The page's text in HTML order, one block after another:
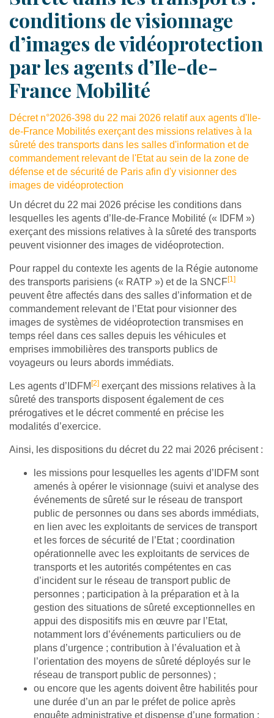
conditions de visionnage
d’images de vidéoprotection
par les agents d’Ile-de-
France Mobilité
Décret n°2026-398 du 22 mai 2026 relatif aux agents d'Ile-
de-France Mobilités exerçant des missions relatives à la
sûreté des transports dans les salles d'information et de
commandement relevant de l'Etat au sein de la zone de
défense et de sécurité de Paris afin d'y visionner des
images de vidéoprotection
Un décret du 22 mai 2026 précise les conditions dans
lesquelles les agents d’Ile-de-France Mobilité (« IDFM »)
exerçant des missions relatives à la sûreté des transports
peuvent visionner des images de vidéoprotection.
Pour rappel du contexte les agents de la Régie autonome
des transports parisiens (« RATP ») et de la SNCF[1]
peuvent être affectés dans des salles d’information et de
commandement relevant de l’Etat pour visionner des
images de systèmes de vidéoprotection transmises en
temps réel dans ces salles depuis les véhicules et
emprises immobilières des transports publics de
voyageurs ou leurs abords immédiats.
Les agents d’IDFM[2] exerçant des missions relatives à la
sûreté des transports disposent également de ces
prérogatives et le décret commenté en précise les
modalités d’exercice.
Ainsi, les dispositions du décret du 22 mai 2026 précisent :
les missions pour lesquelles les agents d’IDFM sont
amenés à opérer le visionnage (suivi et analyse des
événements de sûreté sur le réseau de transport
public de personnes ou dans ses abords immédiats,
en lien avec les exploitants de services de transport
et les forces de sécurité de l’Etat ; coordination
opérationnelle avec les exploitants de services de
transports et les autorités compétentes en cas
d’incident sur le réseau de transport public de
personnes ; participation à la préparation et à la
gestion des situations de sûreté exceptionnelles en
appui des dispositifs mis en œuvre par l’Etat,
notamment lors d’événements particuliers ou de
plans d’urgence ; contribution à l’évaluation et à
l’orientation des moyens de sûreté déployés sur le
réseau de transport public de personnes) ;
ou encore que les agents doivent être habilités pour
une durée d’un an par le préfet de police après
enquête administrative et dispense d’une formation ;